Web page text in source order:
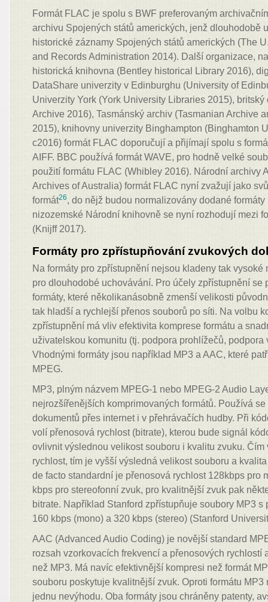
Formát FLAC je spolu s BWF preferovaným
archivu Spojených států amerických, jenž dlouhodobě
historické záznamy Spojených států amerických (The
and Records Administration 2014). Další organizace,
historická knihovna (Bentley historical Library 2016),
DataShare univerzity v Edinburghu (University of
Univerzity York (York University Libraries 2015),
Archive 2016), Tasmánský archiv (Tasmanian Archive
2015), knihovny univerzity Binghampton (Binghamton
c2016) formát FLAC doporučují a přijímají spolu s
AIFF. BBC používá formát WAVE, pro hodně velké
použití formátu FLAC (Whibley 2016). Národní archivy
Archives of Australia) formát FLAC nyní zvažují jako
formát26, do nějž budou normalizovány dodané
nizozemské Národní knihovně se nyní rozhodují mezi
(Knijff 2017).
Formáty pro zpřístupňování zvukových
Na formáty pro zpřístupnění nejsou kladeny tak vysoké
pro dlouhodobé uchovávání. Pro účely zpřístupnění se
formáty, které několikanásobně zmenší velikosti
tak hladší a rychlejší přenos souborů po síti. Na volbu
zpřístupnění má vliv efektivita komprese formátu a
uživatelskou komunitu (tj. podpora prohlížečů, podpora
Vhodnými formáty jsou například MP3 a AAC, které
MPEG.
MP3, plným názvem MPEG-1 nebo MPEG-2 Audio
nejrozšířenějších komprimovaných formátů. Používá
dokumentů přes internet i v přehrávačích hudby. Při
volí přenosová rychlost (bitrate), kterou bude signál
ovlivnit výslednou velikost souboru i kvalitu zvuku. Čím
rychlost, tím je vyšší výsledná velikost souboru a
de facto standardní je přenosová rychlost 128kbps pro
kbps pro stereofonní zvuk, pro kvalitnější zvuk pak
bitrate. Například Stanford zpřístupňuje soubory MP3 s
160 kbps (mono) a 320 kbps (stereo) (Stanford
AAC (Advanced Audio Coding) je novější standard
rozsah vzorkovacích frekvencí a přenosových rychlostí
než MP3. Má navíc efektivnější kompresi než formát
souboru poskytuje kvalitnější zvuk. Oproti formátu
jednu nevýhodu. Oba formáty jsou chráněny patenty,